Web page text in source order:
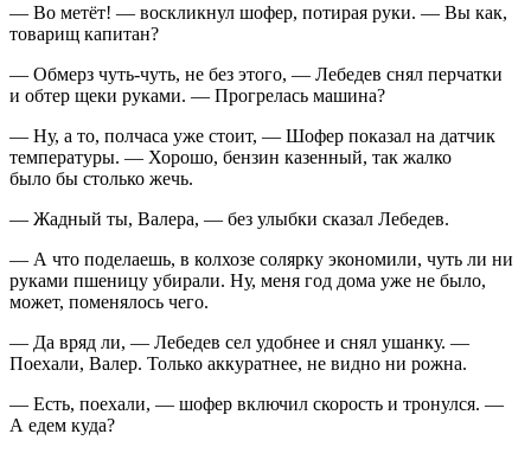
— Во метёт! — воскликнул шофер, потирая руки. — Вы как,
товарищ капитан?
— Обмерз чуть-чуть, не без этого, — Лебедев снял перчатки
и обтер щеки руками. — Прогрелась машина?
— Ну, а то, полчаса уже стоит, — Шофер показал на датчик
температуры. — Хорошо, бензин казенный, так жалко
было бы столько жечь.
— Жадный ты, Валера, — без улыбки сказал Лебедев.
— А что поделаешь, в колхозе солярку экономили, чуть ли ни
руками пшеницу убирали. Ну, меня год дома уже не было,
может, поменялось чего.
— Да вряд ли, — Лебедев сел удобнее и снял ушанку. —
Поехали, Валер. Только аккуратнее, не видно ни рожна.
— Есть, поехали, — шофер включил скорость и тронулся. —
А едем куда?